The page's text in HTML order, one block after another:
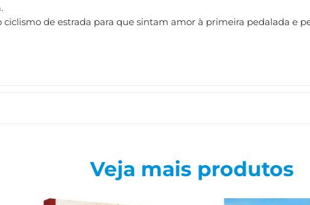
ciclismo de estrada para que sintam amor à primeira pedalada e
Veja mais produtos